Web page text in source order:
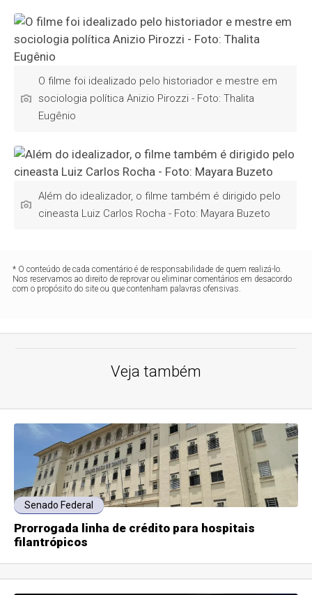
O filme foi idealizado pelo historiador e mestre em
sociologia política Anizio Pirozzi - Foto: Thalita
Eugênio
Além do idealizador, o filme também é dirigido pelo
cineasta Luiz Carlos Rocha - Foto: Mayara Buzeto
* O conteúdo de cada comentário é de responsabilidade de quem realizá-lo.
Nos reservamos ao direito de reprovar ou eliminar comentários em desacordo
com o propósito do site ou que contenham palavras ofensivas.
Veja também
Senado Federal
Prorrogada linha de crédito para hospitais
filantrópicos